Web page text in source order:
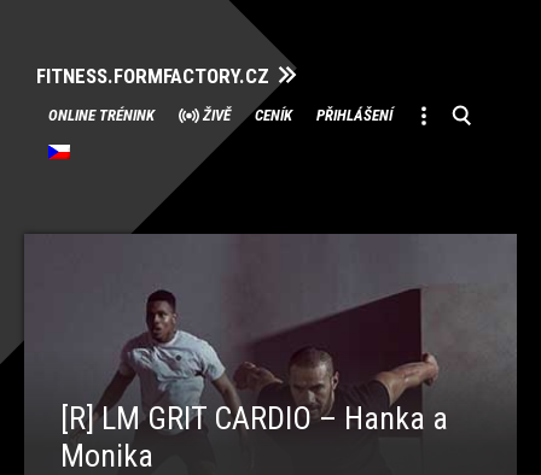
FITNESS.FORMFACTORY.CZ
Přeskočit
na
obsah
ONLINE TRÉNINK ŽIVĚ CENÍK PŘIHLÁŠENÍ
[R] LM GRIT CARDIO – Hanka a
Monika